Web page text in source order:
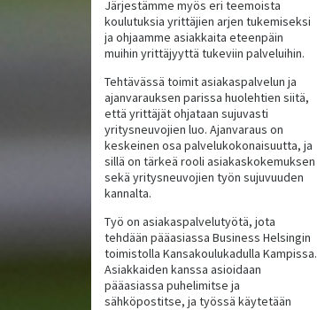
Järjestämme myös eri teemoista
koulutuksia yrittäjien arjen tukemiseksi
ja ohjaamme asiakkaita eteenpäin
muihin yrittäjyyttä tukeviin palveluihin.
Tehtävässä toimit asiakaspalvelun ja
ajanvarauksen parissa huolehtien siitä,
että yrittäjät ohjataan sujuvasti
yritysneuvojien luo. Ajanvaraus on
keskeinen osa palvelukokonaisuutta, ja
sillä on tärkeä rooli asiakaskokemuksen
sekä yritysneuvojien työn sujuvuuden
kannalta.
Työ on asiakaspalvelutyötä, jota
tehdään pääasiassa Business Helsingin
toimistolla Kansakoulukadulla Kampissa.
Asiakkaiden kanssa asioidaan
pääasiassa puhelimitse ja
sähköpostitse, ja työssä käytetään